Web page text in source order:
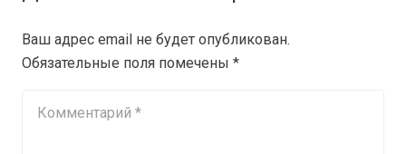
Ваш адрес email не будет опубликован.
Обязательные поля помечены *